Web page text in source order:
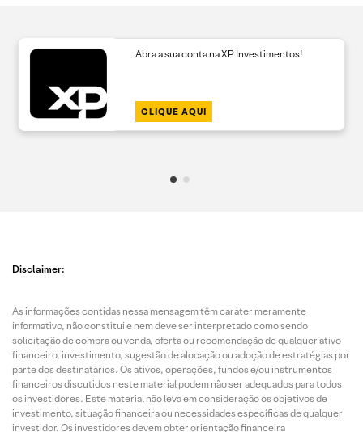
Abra a sua conta na XP Investimentos!
CLIQUE AQUI
Disclaimer:
As informações contidas nessa mensagem têm caráter meramente
informativo, não constitui e nem deve ser interpretado como sendo
solicitação de compra ou venda, oferta ou recomendação de qualquer ativo
financeiro, investimento, sugestão de alocação ou adoção de estratégias por
parte dos destinatários. Os ativos, operações, fundos e/ou instrumentos
financeiros discutidos neste material podem não ser adequados para todos
os investidores. Este material não leva em consideração os objetivos de
investimento, situação financeira ou necessidades específicas de qualquer
investidor. Os investidores devem obter orientação financeira